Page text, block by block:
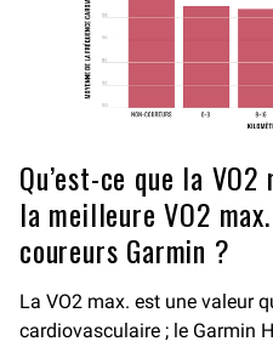
Qu’est-ce que la
la meilleure VO2
coureurs Garmin ?
La VO2 max. est une valeur
cardiovasculaire ; le Garmin